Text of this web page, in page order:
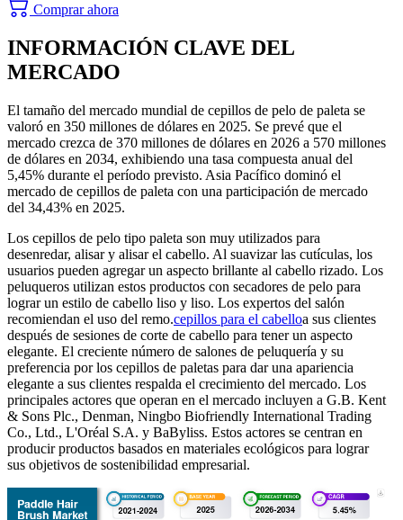
Comprar ahora
INFORMACIÓN CLAVE DEL
MERCADO
El tamaño del mercado mundial de cepillos de pelo de paleta se
valoró en 350 millones de dólares en 2025. Se prevé que el
mercado crezca de 370 millones de dólares en 2026 a 570 millones
de dólares en 2034, exhibiendo una tasa compuesta anual del
5,45% durante el período previsto. Asia Pacífico dominó el
mercado de cepillos de paleta con una participación de mercado
del 34,43% en 2025.
Los cepillos de pelo tipo paleta son muy utilizados para
desenredar, alisar y alisar el cabello. Al suavizar las cutículas, los
usuarios pueden agregar un aspecto brillante al cabello rizado. Los
peluqueros utilizan estos productos con secadores de pelo para
lograr un estilo de cabello liso y liso. Los expertos del salón
recomiendan el uso del remo.cepillos para el cabelloa sus clientes
después de sesiones de corte de cabello para tener un aspecto
elegante. El creciente número de salones de peluquería y su
preferencia por los cepillos de paletas para dar una apariencia
elegante a sus clientes respalda el crecimiento del mercado. Los
principales actores que operan en el mercado incluyen a G.B. Kent
& Sons Plc., Denman, Ningbo Biofriendly International Trading
Co., Ltd., L'Oréal S.A. y BaByliss. Estos actores se centran en
producir productos basados ​​en materiales ecológicos para lograr
sus objetivos de sostenibilidad empresarial.